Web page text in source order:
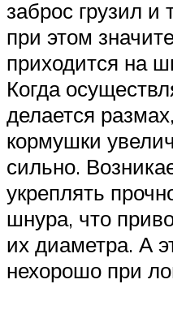
заброс грузил
при этом
приходится на
Когда
делается
кормушки
сильно.
укреплять
шнура, что
их диаметра. А
нехорошо при